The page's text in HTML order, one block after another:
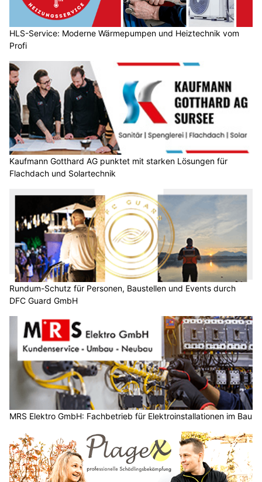
HLS-Service: Moderne Wärmepumpen und Heiztechnik vom
Profi
Kaufmann Gotthard AG punktet mit starken Lösungen für
Flachdach und Solartechnik
Rundum-Schutz für Personen, Baustellen und Events durch
DFC Guard GmbH
MRS Elektro GmbH: Fachbetrieb für Elektroinstallationen im Bau